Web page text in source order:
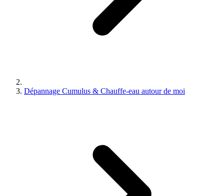
Dépannage Cumulus & Chauffe-eau autour de moi